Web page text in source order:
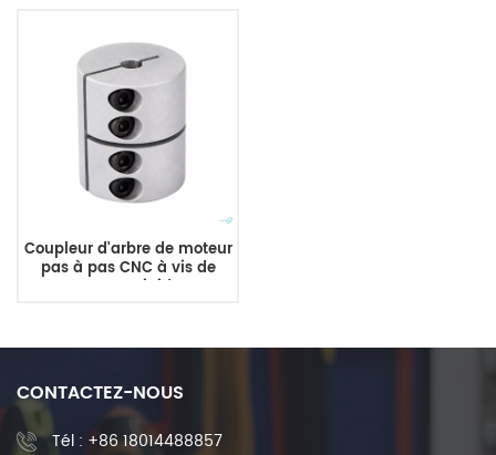
Coupleur d'arbre de moteur
pas à pas CNC à vis de
serrage rigide
CONTACTEZ-NOUS
Tél : +86 18014488857